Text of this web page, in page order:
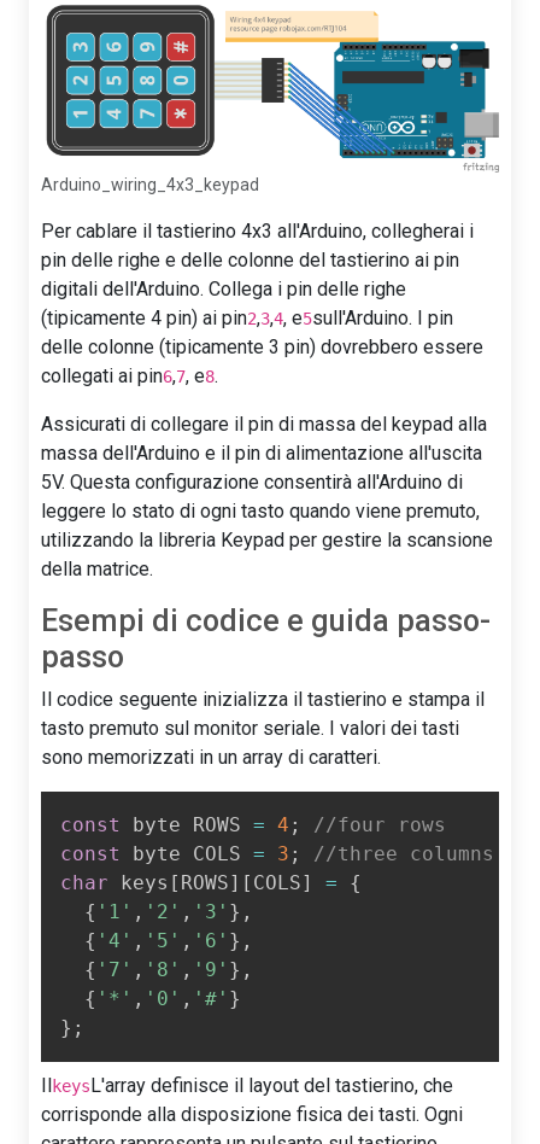
Arduino_wiring_4x3_keypad
Per cablare il tastierino 4x3 all'Arduino, collegherai i
pin delle righe e delle colonne del tastierino ai pin
digitali dell'Arduino. Collega i pin delle righe
(tipicamente 4 pin) ai pin2,3,4, e5sull'Arduino. I pin
delle colonne (tipicamente 3 pin) dovrebbero essere
collegati ai pin6,7, e8.
Assicurati di collegare il pin di massa del keypad alla
massa dell'Arduino e il pin di alimentazione all'uscita
5V. Questa configurazione consentirà all'Arduino di
leggere lo stato di ogni tasto quando viene premuto,
utilizzando la libreria Keypad per gestire la scansione
della matrice.
Esempi di codice e guida passo-
passo
Il codice seguente inizializza il tastierino e stampa il
tasto premuto sul monitor seriale. I valori dei tasti
sono memorizzati in un array di caratteri.
const byte ROWS = 4 ;
//four rows
const
byte COLS = 3 ;
//three columns
char keys [ ROWS] [ COLS] =
{
{ '1' , '2' , '3' } ,
{ '4' , '5' , '6' } ,
{ '7' , '8' , '9' } ,
{ '*' , '0' , '#' }
} ;
keys L'array definisce il layout del tastierino, che
corrisponde alla disposizione fisica dei tasti. Ogni